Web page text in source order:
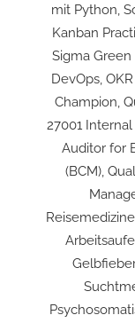
mit Python,
Kanban
Sigma
DevOps,
Champion,
27001
Auditor for
(BCM),